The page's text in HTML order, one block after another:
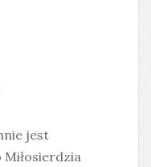
jest
Miłosierdzia